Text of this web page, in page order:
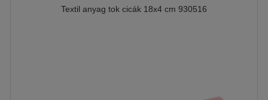
Textil anyag tok cicák 18x4 cm 930516